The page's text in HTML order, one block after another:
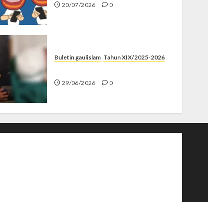
20/07/2026 0
Buletin gaulislam Tahun XIX/2025-2026
29/06/2026 0